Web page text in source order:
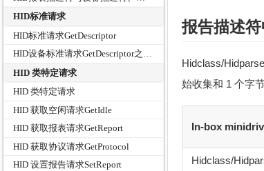
HID标准请求
HID标准请求GetDescriptor
HID设备标准请求GetDescriptor之获取报告描述符
HID 类特定请求
HID 类特定请求
HID 获取空闲请求GetIdle
HID 获取报表请求GetReport
HID 获取协议请求GetProtocol
HID 设置报告请求SetReport
报告描述
Hidclass/
始收集和 1 个字
In-box
Hidclass/